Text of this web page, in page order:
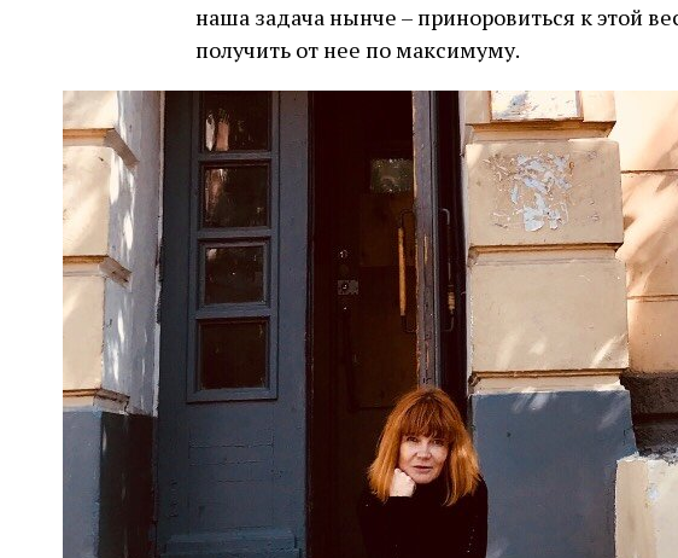
наша задача нынче – приноровиться к этой
получить от нее по максимуму.